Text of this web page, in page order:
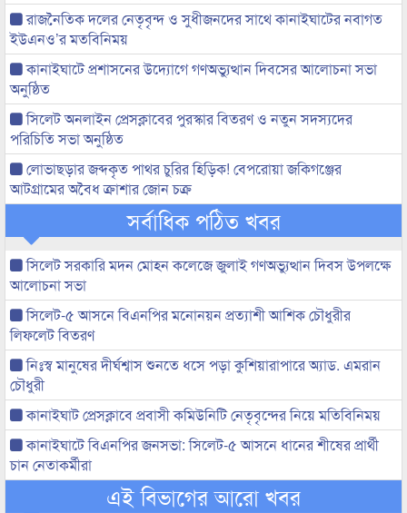
রাজনৈতিক দলের নেতৃবৃন্দ ও সুধীজনদের সাথে কানাইঘাটের নবাগত
ইউএনও’র মতবিনিময়
কানাইঘাটে প্রশাসনের উদ্যোগে গণঅভ্যুত্থান দিবসের আলোচনা সভা
অনুষ্ঠিত
সিলেট অনলাইন প্রেসক্লাবের পুরস্কার বিতরণ ও নতুন সদস্যদের
পরিচিতি সভা অনুষ্ঠিত
লোভাছড়ার জব্দকৃত পাথর চুরির হিড়িক! বেপরোয়া জকিগঞ্জের
আটগ্রামের অবৈধ ক্রাশার জোন চক্র
সর্বাধিক পঠিত খবর
সিলেট সরকারি মদন মোহন কলেজে জুলাই গণঅভ্যুত্থান দিবস উপলক্ষে
আলোচনা সভা
সিলেট-৫ আসনে বিএনপির মনোনয়ন প্রত্যাশী আশিক চৌধুরীর
লিফলেট বিতরণ
নিঃস্ব মানুষের দীর্ঘশ্বাস শুনতে ধসে পড়া কুশিয়ারাপারে অ্যাড. এমরান
চৌধুরী
কানাইঘাট প্রেসক্লাবে প্রবাসী কমিউনিটি নেতৃবৃন্দের নিয়ে মতিবিনিময়
কানাইঘাটে বিএনপির জনসভা: সিলেট-৫ আসনে ধানের শীষের প্রার্থী
চান নেতাকর্মীরা
এই বিভাগের আরো খবর